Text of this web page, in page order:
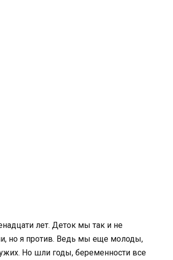
лет. Деток мы так и не
но я против. Ведь мы еще молоды,
Но шли годы, беременности все